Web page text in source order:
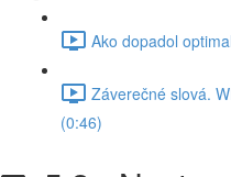
Ako dopadol
Záverečné slová.
(0:46)